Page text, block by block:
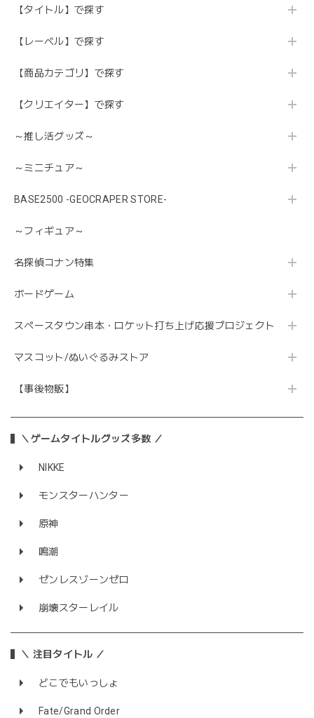
【タイトル】で探す
【レーベル】で探す
【商品カテゴリ】で探す
【クリエイター】で探す
～推し活グッズ～
～ミニチュア～
BASE2500 -GEOCRAPER STORE-
～フィギュア～
名探偵コナン特集
ボードゲーム
スペースタウン串本・ロケット打ち上げ応援プロジェクト
マスコット/ぬいぐるみストア
【事後物販】
＼ゲームタイトルグッズ多数 ／
NIKKE
モンスターハンター
原神
鳴潮
ゼンレスゾーンゼロ
崩壊スターレイル
＼ 注目タイトル ／
どこでもいっしょ
Fate/Grand Order